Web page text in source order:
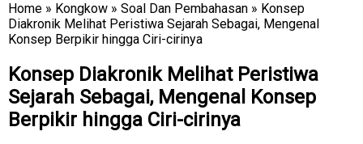
Home » Kongkow » Soal Dan Pembahasan » Konsep
Diakronik Melihat Peristiwa Sejarah Sebagai, Mengenal
Konsep Berpikir hingga Ciri-cirinya
Konsep Diakronik Melihat Peristiwa
Sejarah Sebagai, Mengenal Konsep
Berpikir hingga Ciri-cirinya